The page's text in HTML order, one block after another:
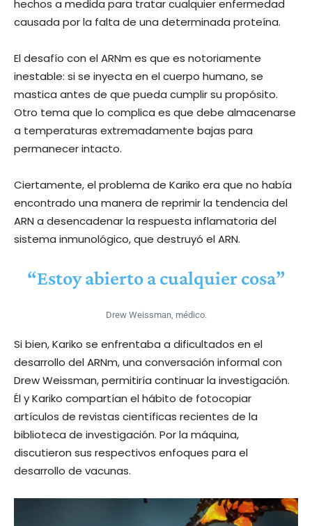
hechos a medida para tratar cualquier enfermedad
causada por la falta de una determinada proteína.
El desafío con el ARNm es que es notoriamente
inestable: si se inyecta en el cuerpo humano, se
mastica antes de que pueda cumplir su propósito.
Otro tema que lo complica es que debe almacenarse
a temperaturas extremadamente bajas para
permanecer intacto.
Ciertamente, el problema de Kariko era que no había
encontrado una manera de reprimir la tendencia del
ARN a desencadenar la respuesta inflamatoria del
sistema inmunológico, que destruyó el ARN.
“Estoy abierto a cualquier cosa”
Drew Weissman, médico.
Si bien, Kariko se enfrentaba a dificultados en el
desarrollo del ARNm, una conversación informal con
Drew Weissman, permitiría continuar la investigación.
Él y Kariko compartían el hábito de fotocopiar
artículos de revistas científicas recientes de la
biblioteca de investigación. Por la máquina,
discutieron sus respectivos enfoques para el
desarrollo de vacunas.